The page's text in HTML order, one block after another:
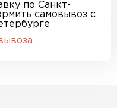
по Санкт-
самовывоз с